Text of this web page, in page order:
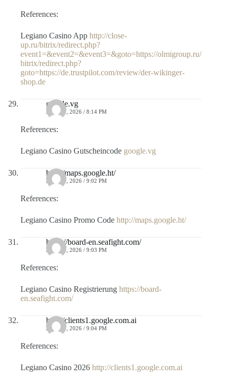
References:
Legiano Casino App http://close-
up.ru/bitrix/redirect.php?
event1=&event2=&event3=&goto=https://olmigroup.ru/
bitrix/redirect.php?
goto=https://de.trustpilot.com/review/der-wikinger-
shop.de
google.vg
JULIO 9, 2026 / 8:14 PM
References:
Legiano Casino Gutscheincode google.vg
http://maps.google.ht/
JULIO 9, 2026 / 9:02 PM
References:
Legiano Casino Promo Code http://maps.google.ht/
https://board-en.seafight.com/
JULIO 9, 2026 / 9:03 PM
References:
Legiano Casino Registrierung https://board-
en.seafight.com/
http://clients1.google.com.ai
JULIO 9, 2026 / 9:04 PM
References:
Legiano Casino 2026 http://clients1.google.com.ai